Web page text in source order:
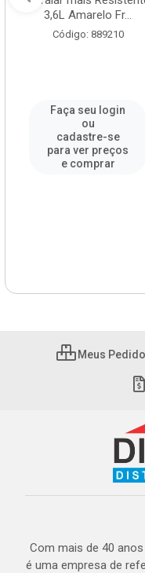
3,6L Amarelo Fr...
Código: 889210
Faça seu login
ou
cadastre-se
para ver preços
e comprar
Meus
Com mais de 40
é uma empresa de